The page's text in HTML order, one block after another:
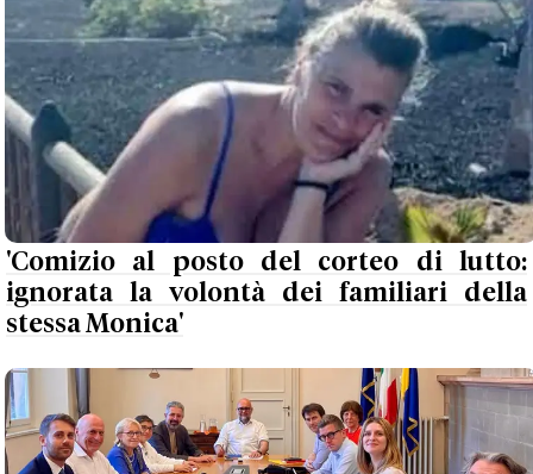
'Comizio al posto del corteo di lutto:
ignorata la volontà dei familiari della
stessa Monica'